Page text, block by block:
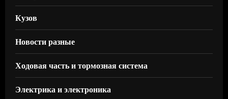
Кузов
Новости разные
Ходовая часть и тормозная система
Электрика и электроника